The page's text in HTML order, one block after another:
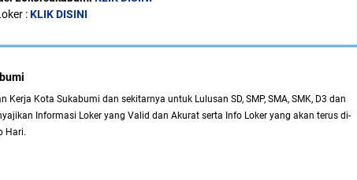
:KLIK DISINI
Kerja Kota Sukabumi dan sekitarnya untuk Lulusan SD, SMP, SMA, SMK, D3 dan
Informasi Loker yang Valid dan Akurat serta Info Loker yang akan terus di-
Hari.